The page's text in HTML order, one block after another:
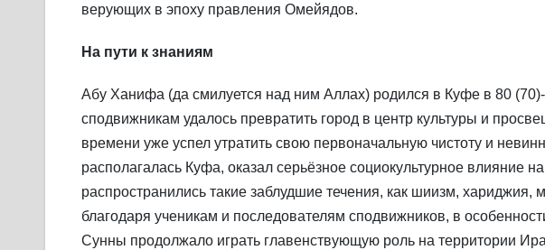
верующих в эпоху правления Омейядов.
На пути к знаниям
Абу Ханифа (да смилуется над ним Аллах) родился в Куфе в 80
сподвижникам удалось превратить город в центр культуры и
времени уже успел утратить свою первоначальную чистоту и
располагалась Куфа, оказал серьёзное социокультурное влияние
распространились такие заблудшие течения, как шиизм, хариджия,
благодаря ученикам и последователям сподвижников, в
Сунны продолжало играть главенствующую роль на территории